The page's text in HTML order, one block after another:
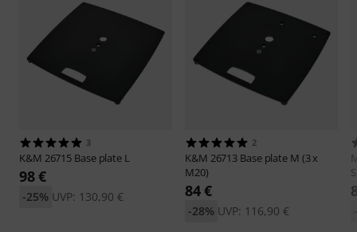
3
K&M 26715 Base plate L
98 €
UVP: 130,90 €
-25%
2
K&M 26713 Base plate M (3 x
M20)
84 €
UVP: 116,90 €
-28%